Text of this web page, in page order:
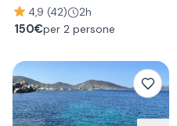
4,9 (42) 2h
150€per 2 persone